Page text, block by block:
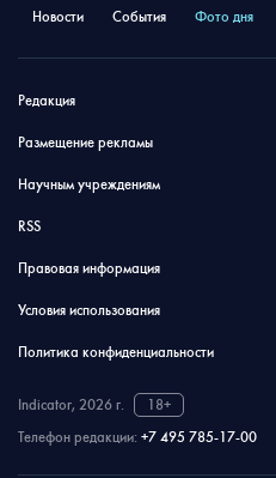
Новости События Фото дня
Редакция
Размещение рекламы
Научным учреждениям
RSS
Правовая информация
Условия использования
Политика конфиденциальности
Indicator, 2026 г.
18+
Телефон редакции: +7 495 785-17-00